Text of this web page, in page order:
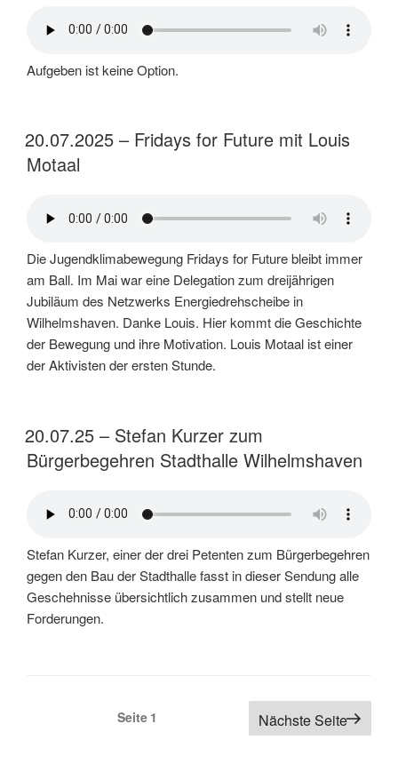
Aufgeben ist keine Option.
20.07.2025 – Fridays for Future mit Louis
Motaal
Die Jugendklimabewegung Fridays for Future bleibt immer
am Ball. Im Mai war eine Delegation zum dreijährigen
Jubiläum des Netzwerks Energiedrehscheibe in
Wilhelmshaven. Danke Louis. Hier kommt die Geschichte
der Bewegung und ihre Motivation. Louis Motaal ist einer
der Aktivisten der ersten Stunde.
20.07.25 – Stefan Kurzer zum
Bürgerbegehren Stadthalle Wilhelmshaven
Stefan Kurzer, einer der drei Petenten zum Bürgerbegehren
gegen den Bau der Stadthalle fasst in dieser Sendung alle
Geschehnisse übersichtlich zusammen und stellt neue
Forderungen.
Seitennummerierung
Seite 1 Nächste Seite